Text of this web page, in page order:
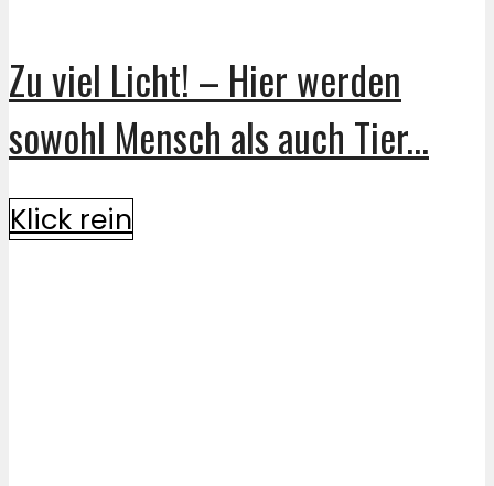
Zu viel Licht! – Hier werden
sowohl Mensch als auch Tier...
Klick rein